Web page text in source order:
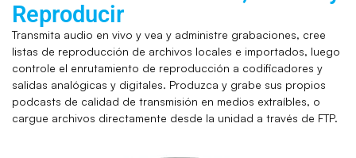
Reproducir
Transmita audio en vivo y vea y administre grabaciones, cree
listas de reproducción de archivos locales e importados, luego
controle el enrutamiento de reproducción a codificadores y
salidas analógicas y digitales. Produzca y grabe sus propios
podcasts de calidad de transmisión en medios extraíbles, o
cargue archivos directamente desde la unidad a través de FTP.